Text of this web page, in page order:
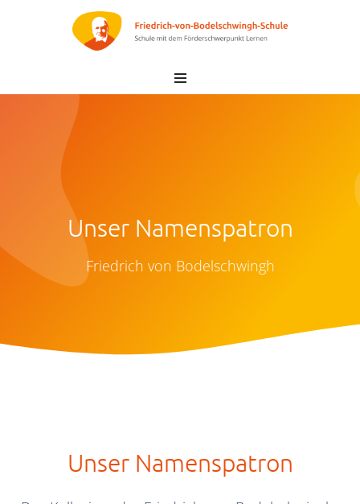
Unser Namenspatron
Friedrich von Bodelschwingh
Unser Namenspatron